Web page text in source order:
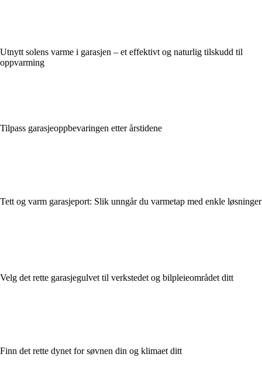
Utnytt solens varme i garasjen – et effektivt og naturlig tilskudd til
oppvarming
Tilpass garasjeoppbevaringen etter årstidene
Tett og varm garasjeport: Slik unngår du varmetap med enkle løsninger
Velg det rette garasjegulvet til verkstedet og bilpleieområdet ditt
Finn det rette dynet for søvnen din og klimaet ditt